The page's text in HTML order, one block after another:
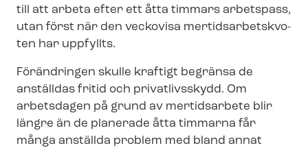
till att arbeta efter ett åtta timmars arbetspass,
utan först när den veckovisa mer­tids­ar­betskvo­
ten har uppfyllts.
Förändringen skulle kraftigt begränsa de
anställdas fritid och privatlivsskydd. Om
arbetsdagen på grund av mertidsarbete blir
längre än de planerade åtta timmarna får
många anställda problem med bland annat